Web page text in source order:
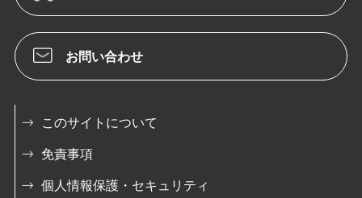
お問い合わせ
このサイトについて
免責事項
個人情報保護・セキュリティ